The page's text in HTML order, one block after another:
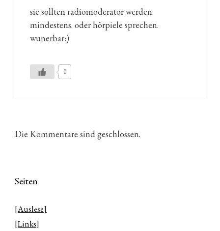
sie sollten radiomoderator werden.
mindestens. oder hörpiele sprechen.
wunerbar:)
0
Die Kommentare sind geschlossen.
Seiten
[Auslese]
[Links]